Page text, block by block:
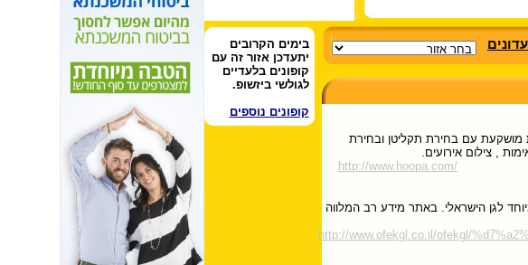
בימים הקרובים
יתעדכן אזור זה עם
קופונים בלעדיים
לגולשי ביזשופ.
קופונים נוספים
מושקעת עם בחירת תקליטן ובחירת
, צילום אירועים.
http://www.hoopa.com/
לגן הישראלי. באתר מידע רב המלווה
http://www.ofekgl.co.il/ofekgl/